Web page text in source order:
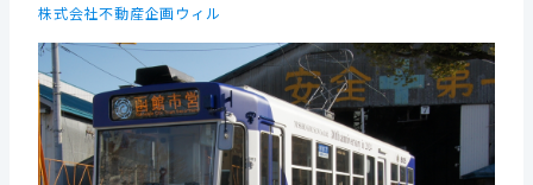
株式会社不動産企画ウィル